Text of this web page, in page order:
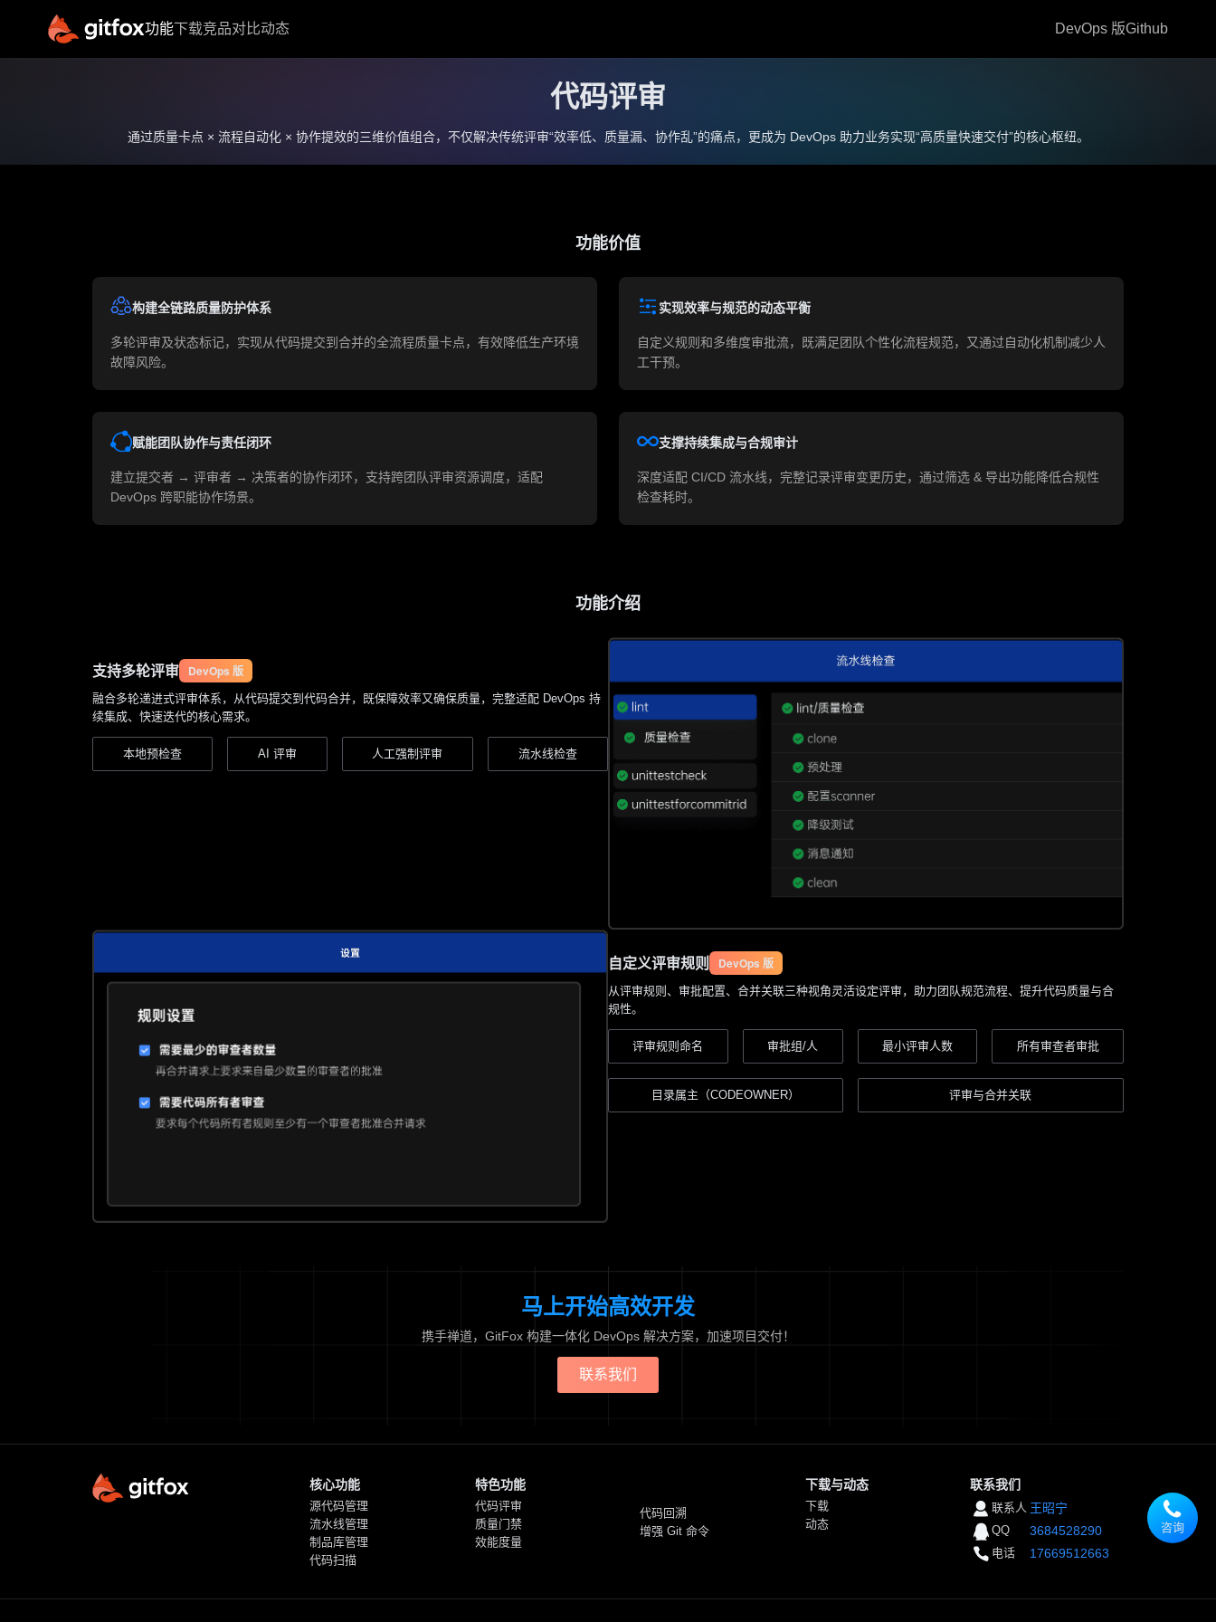
功能
制品库管理
代码扫描
效能度量
代码回溯
增强 Git 命令
下载竞品对比动态 DevOps 版Github
咨询
王昭宁/ 高级客户经
联系邮箱
wangzhaoning@chandao.com
代码评审
通过质量卡点 × 流程自动化 × 协作提效的三维价值组合，不仅解决传统评审“效率低、质量漏、协作乱”的痛点，更成为 DevOps 助力业务实现“高质量快速交付”的核心枢纽。
功能价值
构建全链路质量防护体系
多轮评审及状态标记，实现从代码提交到合并的全流程质量卡点，有效降低⽣产环境
故障⻛险。
实现效率与规范的动态平衡
自定义规则和多维度审批流，既满足团队个性化流程规范，又通过自动化机制减少人
工干预。
赋能团队协作与责任闭环
建⽴提交者 → 评审者 → 决策者的协作闭环，⽀持跨团队评审资源调度，适配
DevOps 跨职能协作场景。
⽀撑持续集成与合规审计
深度适配 CI/CD 流⽔线，完整记录评审变更历史，通过筛选 & 导出功能降低合规性
检查耗时。
功能介绍
⽀持多轮评审 DevOps 版
融合多轮递进式评审体系，从代码提交到代码合并，既保障效率⼜确保质量，完整适配 DevOps 持
续集成、快速迭代的核心需求。
本地预检查 AI 评审 人工强制评审 流水线检查
自定义评审规则 DevOps 版
从评审规则、审批配置、合并关联三种视角灵活设定评审，助力团队规范流程、提升代码质量与合
规性。
评审规则命名 审批组/人 最小评审人数 所有审查者审批
⽬录属主（CODEOWNER） 评审与合并关联
马上开始高效开发
携手禅道，GitFox 构建一体化 DevOps 解决方案，加速项目交付！
联系我们
核心功能
源代码管理
流水线管理
制品库管理
代码扫描
特色功能
代码评审
质量门禁
效能度量
代码回溯
增强 Git 命令
下载与动态
下载
动态
联系我们
联系人 王昭宁
QQ 3684528290
电话 17669512663